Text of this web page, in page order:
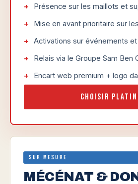
Présence sur les maillots et
Mise en avant prioritaire sur
Activations sur événements
Relais via le Groupe Sam Ben
Encart web premium + logo
Choisir
Sur mesure
MÉCÉNAT &